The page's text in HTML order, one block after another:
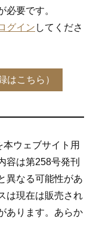
必要です。
グイン してくださ
ウェブサイト用
容は第258号発刊
異なる可能性があ
は現在は販売され
あります。あらか